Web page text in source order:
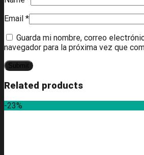
Email *
Guarda mi nombre, correo
navegador para la próxima vez que
Related products
-23%